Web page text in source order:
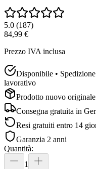
5.0 (187)
84,99 €
Prezzo IVA inclusa
Disponibile •
lavorativo
Prodotto nuovo
Consegna gratuita in
Resi gratuiti entro 14
Garanzia 2 anni
Quantità:
1